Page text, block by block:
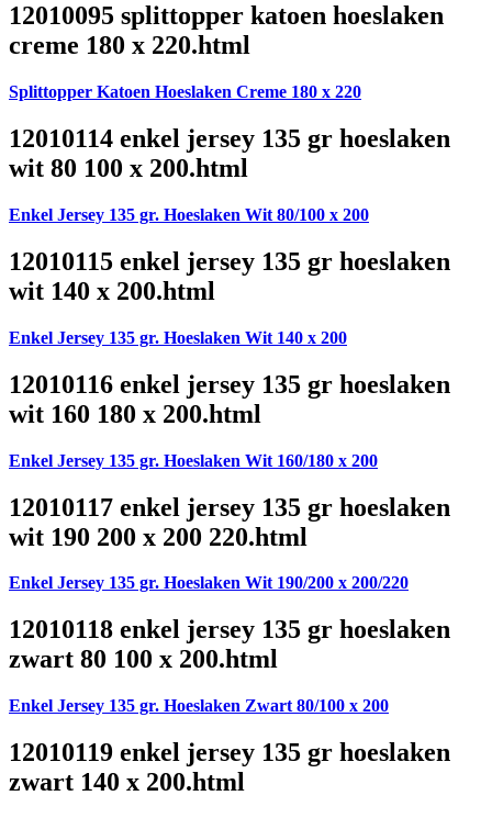
12010095 splittopper katoen hoeslaken
creme 180 x 220.html
Splittopper Katoen Hoeslaken Creme 180 x 220
12010114 enkel jersey 135 gr hoeslaken
wit 80 100 x 200.html
Enkel Jersey 135 gr. Hoeslaken Wit 80/100 x 200
12010115 enkel jersey 135 gr hoeslaken
wit 140 x 200.html
Enkel Jersey 135 gr. Hoeslaken Wit 140 x 200
12010116 enkel jersey 135 gr hoeslaken
wit 160 180 x 200.html
Enkel Jersey 135 gr. Hoeslaken Wit 160/180 x 200
12010117 enkel jersey 135 gr hoeslaken
wit 190 200 x 200 220.html
Enkel Jersey 135 gr. Hoeslaken Wit 190/200 x 200/220
12010118 enkel jersey 135 gr hoeslaken
zwart 80 100 x 200.html
Enkel Jersey 135 gr. Hoeslaken Zwart 80/100 x 200
12010119 enkel jersey 135 gr hoeslaken
zwart 140 x 200.html